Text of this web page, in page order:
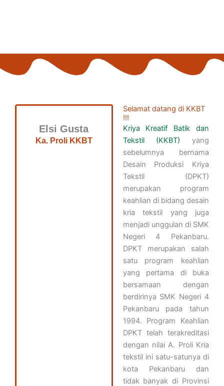
Elsi Gusta
Ka. Proli KKBT
Selamat datang di KKBT
!!!
Kriya Kreatif Batik dan
Tekstil (KKBT) yang
sebelumnya bernama
Desain Produksi Kriya
Tekstil (DPKT)
merupakan program
keahlian di bidang desain
kria tekstil yang juga
menjadi unggulan di SMK
Negeri 4 Pekanbaru.
DPKT merupakan salah
satu program keahlian
yang pertama di buka
bersamaan dengan
berdirinya SMK Negeri 4
Pekanbaru pada tahun
1994. Program Keahlian
DPKT telah terakreditasi
dengan nilai A. Proli Kria
tekstil ini satu-satunya di
kota Pekanbaru dan
tidak banyak di Provinsi